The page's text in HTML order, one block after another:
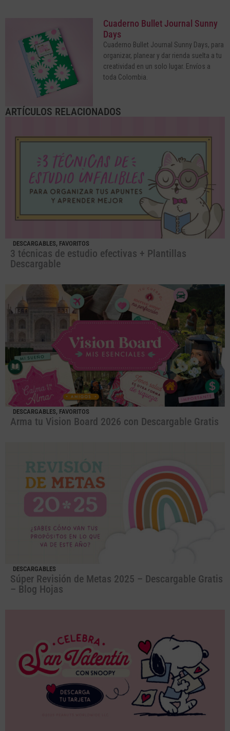
Cuaderno Bullet Journal Sunny
Days
Cuaderno Bullet Journal Sunny Days, para
organizar, planear y dar rienda suelta a tu
creatividad en un solo lugar. Envíos a
toda Colombia.
ARTÍCULOS RELACIONADOS
DESCARGABLES, FAVORITOS
3 técnicas de estudio efectivas + Plantillas
Descargable
DESCARGABLES, FAVORITOS
Arma tu Vision Board 2026 con Descargable Gratis
DESCARGABLES
Súper Revisión de Metas 2025 – Descargable Gratis
– Blog Hojas